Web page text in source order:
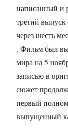
написанный и
третий
через шесть
. Фильм был
мира на 5
записью в
сюжет
первый
выпущенный